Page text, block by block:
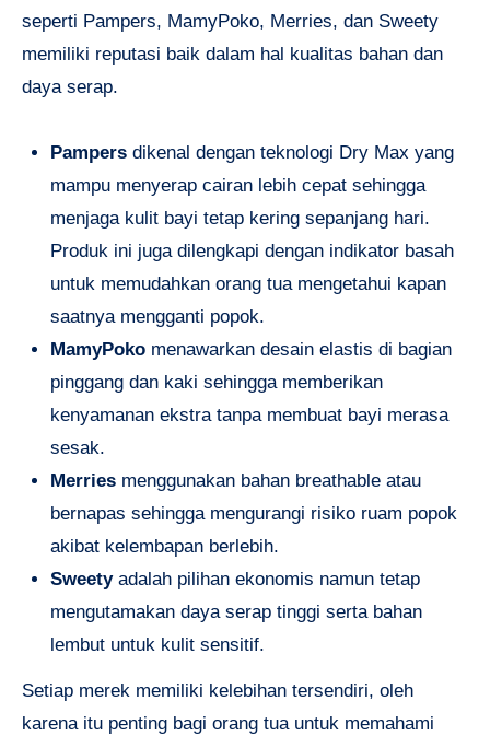
seperti Pampers, MamyPoko, Merries, dan Sweety
memiliki reputasi baik dalam hal kualitas bahan dan
daya serap.
Pampersdikenal dengan teknologi Dry Max yang
mampu menyerap cairan lebih cepat sehingga
menjaga kulit bayi tetap kering sepanjang hari.
Produk ini juga dilengkapi dengan indikator basah
untuk memudahkan orang tua mengetahui kapan
saatnya mengganti popok.
MamyPokomenawarkan desain elastis di bagian
pinggang dan kaki sehingga memberikan
kenyamanan ekstra tanpa membuat bayi merasa
sesak.
Merriesmenggunakan bahan breathable atau
bernapas sehingga mengurangi risiko ruam popok
akibat kelembapan berlebih.
Sweetyadalah pilihan ekonomis namun tetap
mengutamakan daya serap tinggi serta bahan
lembut untuk kulit sensitif.
Setiap merek memiliki kelebihan tersendiri, oleh
karena itu penting bagi orang tua untuk memahami